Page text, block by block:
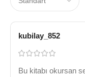
kubilay_852
Bu kitabı okursan